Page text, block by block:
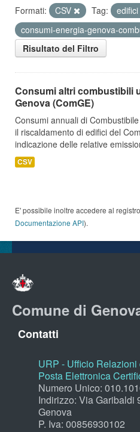
Formati: CSV Tag:
edifici
consumi-energia-genova-
Risultato del Filtro
Consumi altri combustibili
Genova (ComGE)
Consumi annuali di
il riscaldamento di edifici del
indicazione delle relative
CSV
E' possibile inoltre accedere al
Documentazione API).
Comune di
Contatti
URP - Ufficio
Posta Elettronica
Numero Unico:
Indirizzo: Via Garibaldi
Genova
P. Iva: 00856930102